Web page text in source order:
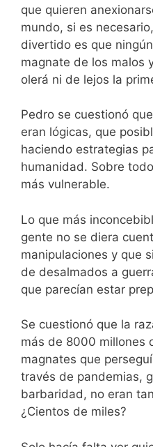
que quieren
mundo, si es
divertido es que
magnate de los malos
olerá ni de lejos la
Pedro se cuestionó
eran lógicas, que
haciendo estrategias
humanidad. Sobre
más vulnerable.
Lo que más
gente no se diera
manipulaciones y que
de desalmados a
que parecían estar
Se cuestionó que la
más de 8000 millones
magnates que
través de pandemias,
barbaridad, no eran
¿Cientos de miles?